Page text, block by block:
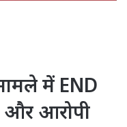
में END
और आरोपी